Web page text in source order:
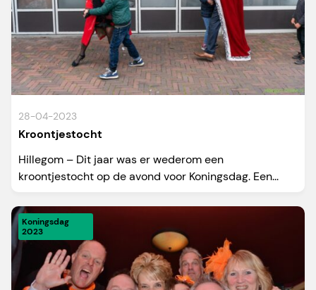
28-04-2023
Kroontjestocht
Hillegom – Dit jaar was er wederom een
kroontjestocht op de avond voor Koningsdag. Een...
Koningsdag
2023